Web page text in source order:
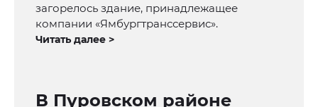
загорелось здание, принадлежащее
компании «Ямбургтранссервис».
Читать далее >
В Пуровском районе